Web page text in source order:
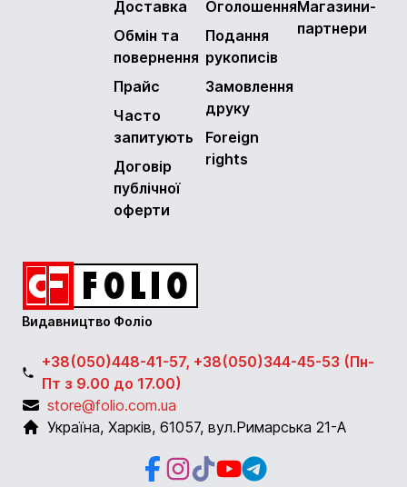
Доставка
Обмін та
повернення
Прайс
Часто
запитують
Договір
публічної
оферти
Оголошення
Подання
рукописів
Замовлення
друку
Foreign
rights
Магазини-
партнери
Видавництво Фоліо
+38(050)448-41-57, +38(050)344-45-53 (Пн-
Пт з 9.00 до 17.00)
store@folio.com.ua
Україна, Харків, 61057, вул.Римарська 21-А
Facebook
Instagram
Instagram
YoutubeTelegram